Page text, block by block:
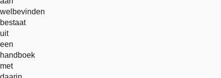
welbevinden
bestaat
uit
een
handboek
met